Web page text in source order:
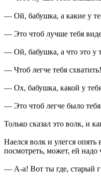
— Ой, бабушка, а какие у
— Это чтоб лучше тебя
— Ой, бабушка, а что это у
— Чтоб легче тебя схватить!
— Ох, бабушка, какой у
— Это чтоб легче было тебя
Только сказал это волк, и
Наелся волк и улегся
посмотреть, может, ей
— А-а! Вот ты где, старый